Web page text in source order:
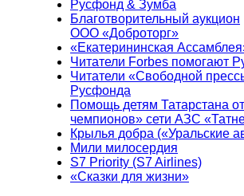
Русфонд & Зумба
Благотворительный аукцион
ООО «Доброторг»
«Екатерининская
Читатели Forbes помогают
Читатели «Свободной
Русфонда
Помощь детям Татарстана
чемпионов» сети АЗС
Крылья добра («Уральские
Мили милосердия
S7 Priority (S7 Airlines)
«Сказки для жизни»